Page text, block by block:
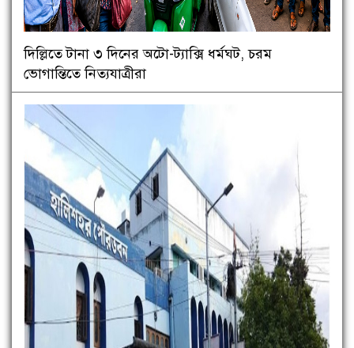
দিল্লিতে টানা ৩ দিনের অটো-ট্যাক্সি ধর্মঘট, চরম
ভোগান্তিতে নিত্যযাত্রীরা